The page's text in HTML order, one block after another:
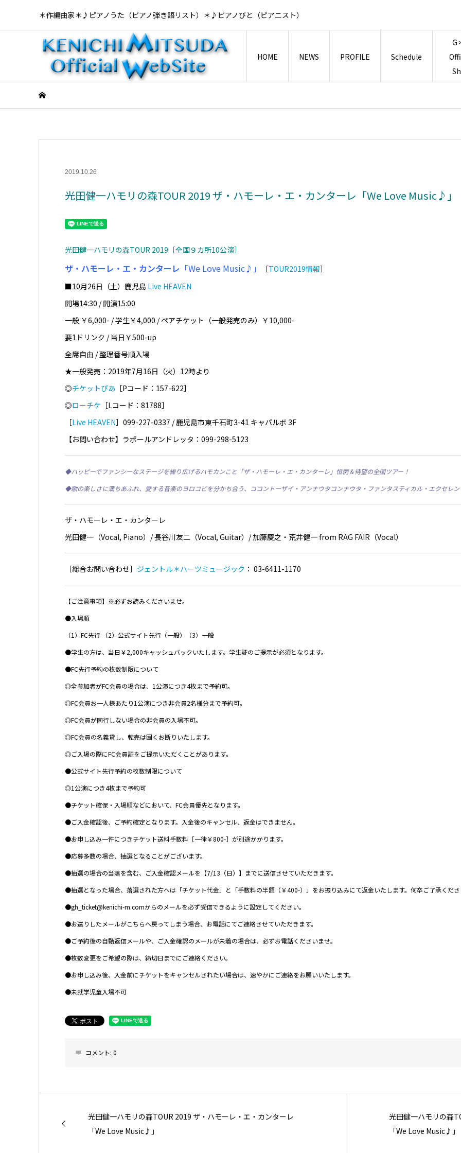
＊作編曲家＊♪ピアノうた（ピアノ弾き語リスト）＊♪ピアノびと（ピアニスト）
HOME NEWS PROFILE Schedule
G
2019.10.26
光田健一ハモリの森TOUR 2019 ザ・ハモーレ・エ・カンターレ「We Love Music♪」
光田健一ハモリの森TOUR 2019［全国９カ所10公演］
ザ・ハモーレ・エ・カンターレ 「We Love Music♪」 ［TOUR2019情報］
■10月26日（土）鹿児島 Live HEAVEN
開場14:30 / 開演15:00
一般 ￥6,000- / 学生￥4,000 / ペアチケット（一般発売のみ）￥10,000-
要1ドリンク / 当日￥500-up
全席自由 / 整理番号順入場
★一般発売：2019年7月16日（火）12時より
◎チケットぴあ ［Pコード：157-622］
◎ローチケ ［Lコード：81788］
［Live HEAVEN］099-227-0337 / 鹿児島市東千石町3-41 キャパルボ 3F
【お問い合わせ】ラポールアンドレッタ：099-298-5123
◆ハッピーでファンシーなステージを繰り広げるハモカンこと「ザ・ハモーレ・エ・カンターレ」恒例＆待望の全国ツアー！
◆歌の楽しさに満ちあふれ、愛する音楽のヨロコビを分かち合う、ココントーザイ・アンナウタコンナウタ・ファンタスティカル・エクセレ
ザ・ハモーレ・エ・カンターレ
光田健一（Vocal, Piano）/ 長谷川友二（Vocal, Guitar）/ 加藤慶之・荒井健一 from RAG FAIR（Vocal）
［総合お問い合わせ］ ジェントル＊ハーツミュージック ： 03-6411-1170
【ご注意事項】※必ずお読みくださいませ。
●入場順
（1）FC先行 （2）公式サイト先行（一般）（3）一般
●学生の方は、当日￥2,000キャッシュバックいたします。学生証のご提示が必須となります。
●FC先行予約の枚数制限について
◎全参加者がFC会員の場合は、1公演につき4枚まで予約可。
◎FC会員お一人様あたり1公演につき非会員2名様分まで予約可。
◎FC会員が同行しない場合の非会員の入場不可。
◎FC会員の名義貸し、転売は固くお断りいたします。
◎ご入場の際にFC会員証をご提示いただくことがあります。
●公式サイト先行予約の枚数制限について
◎1公演につき4枚まで予約可
●チケット確保・入場順などにおいて、FC会員優先となります。
●ご入金確認後、ご予約確定となります。入金後のキャンセル、返金はできません。
●お申し込み一件につきチケット送料手数料［一律￥800-］が別途かかります。
●応募多数の場合、抽選となることがございます。
●抽選の場合の当落を含む、ご入金確認メールを【7/13（日）】までに送信させていただきます。
●抽選となった場合、落選された方へは「チケット代金」と「手数料の半額（￥400-）」をお振り込みにて返金いたします。何卒ご了承くだ
●gh_ticket@kenichi-m.comからのメールを必ず受信できるように設定してください。
●お送りしたメールがこちらへ戻ってしまう場合、お電話にてご連絡させていただきます。
●ご予約後の自動返信メールや、ご入金確認のメールが未着の場合は、必ずお電話くださいませ。
●枚数変更をご希望の際は、締切日までにご連絡ください。
●お申し込み後、入金前にチケットをキャンセルされたい場合は、速やかにご連絡をお願いいたします。
●未就学児童入場不可
コメント: 0
光田健一ハモリの森TOUR 2019 ザ・ハモーレ・エ・カンターレ
「We Love Music♪」
光田健一ハモリの森
「We Love Music♪」